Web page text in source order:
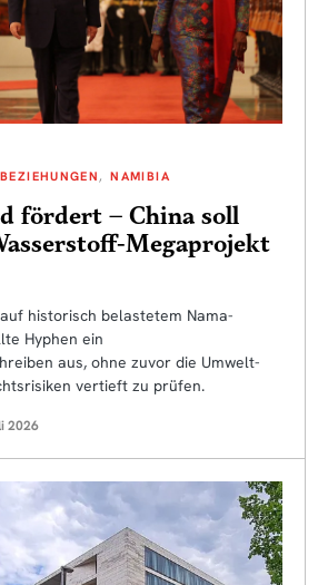
NAMIBIA
fördert – China soll
Megaprojekt
historisch belastetem Nama-
Hyphen ein
aus, ohne zuvor die Umwelt-
vertieft zu prüfen.
2026